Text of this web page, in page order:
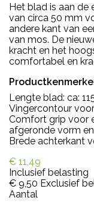
Het blad is aan de
van circa 50 mm
andere kant van
van mos. De
kracht en het
comfortabel en
Lengte blad: ca:
Vingercontour
Comfort grip voor
afgeronde vorm
Brede achterkant
€ 11,49
Inclusief belasting
€ 9,50 Exclusief
Aantal